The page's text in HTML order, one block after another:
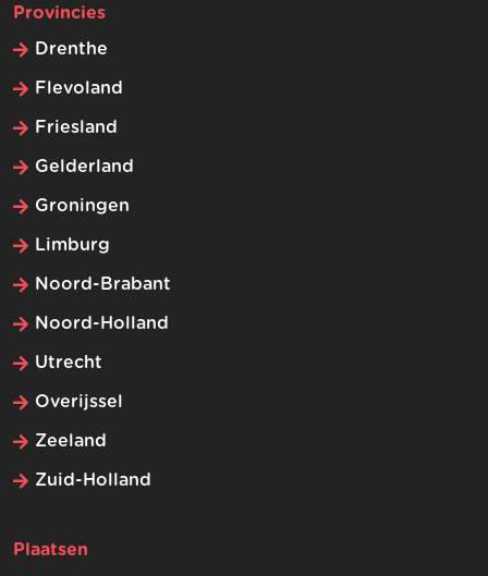
Provincies
Drenthe
Flevoland
Friesland
Gelderland
Groningen
Limburg
Noord-Brabant
Noord-Holland
Utrecht
Overijssel
Zeeland
Zuid-Holland
Plaatsen